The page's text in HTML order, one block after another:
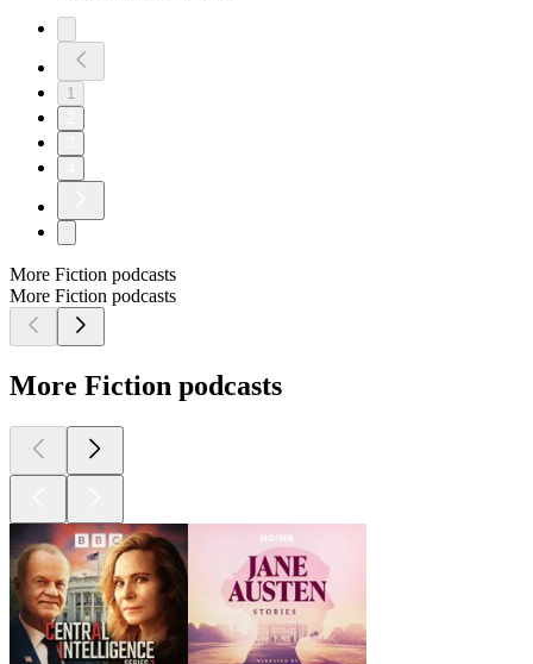
1
More Fiction podcasts
More Fiction podcasts
More Fiction podcasts